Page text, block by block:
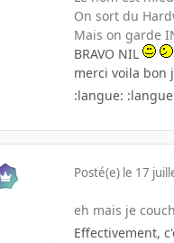
On sort du
Mais on garde
BRAVO NIL
merci voila bon
:langue:
Posté(e) le 17
eh mais je
Effectivement,